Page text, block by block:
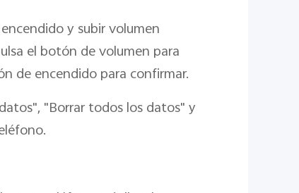
y subir volumen
el botón de volumen para
de encendido para confirmar.
"Borrar todos los datos" y